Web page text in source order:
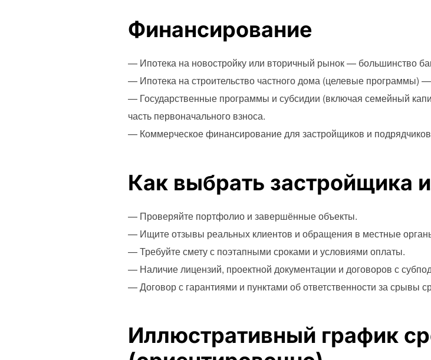
Финансирование
— Ипотека на новостройку или вторичный рынок — большинство
— Ипотека на строительство частного дома (целевые программы)
— Государственные программы и субсидии (включая семейный
часть первоначального взноса.
— Коммерческое финансирование для застройщиков и
Как выбрать застройщика
— Проверяйте портфолио и завершённые объекты.
— Ищите отзывы реальных клиентов и обращения в местные
— Требуйте смету с поэтапными сроками и условиями оплаты.
— Наличие лицензий, проектной документации и договоров с
— Договор с гарантиями и пунктами об ответственности за срывы
Иллюстративный график